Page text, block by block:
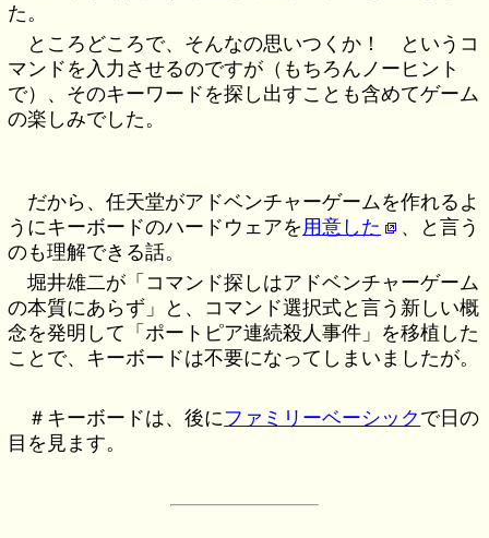
た。
ところどころで、そんなの思いつくか！ というコ
マンドを入力させるのですが（もちろんノーヒント
で）、そのキーワードを探し出すことも含めてゲーム
の楽しみでした。
だから、任天堂がアドベンチャーゲームを作れるよ
うにキーボードのハードウェアを 用意した
、と言う
のも理解できる話。
堀井雄二が「コマンド探しはアドベンチャーゲーム
の本質にあらず」と、コマンド選択式と言う新しい概
念を発明して「ポートピア連続殺人事件」を移植した
ことで、キーボードは不要になってしまいましたが。
＃キーボードは、後に ファミリーベーシック で日の
目を見ます。